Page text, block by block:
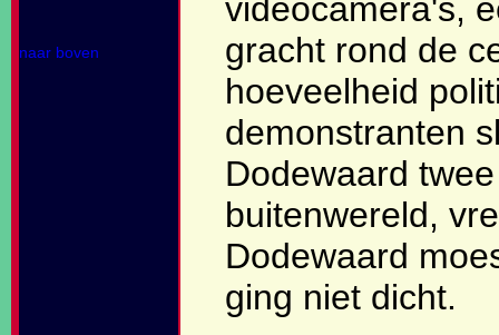
naar boven
videocamera's,
gracht rond de
hoeveelheid
demonstranten
Dodewaard
buitenwereld,
Dodewaard
ging niet dicht.